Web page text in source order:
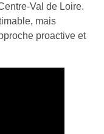
Val de Loire.
mais
proactive et